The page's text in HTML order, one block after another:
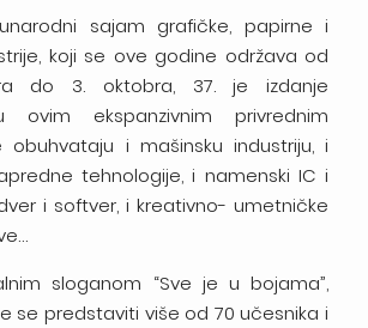
sajam grafičke, papirne i
koji se ove godine održava od
do 3. oktobra, 37. je izdanje
ovim ekspanzivnim privrednim
obuhvataju i mašinsku industriju, i
tehnologije, i namenski IC i
i softver, i kreativno- umetničke
sloganom “Sve je u bojama”,
se predstaviti više od 70 učesnika i